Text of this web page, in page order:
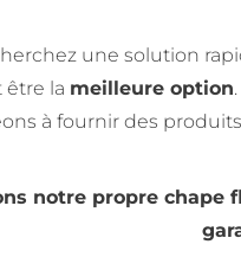
une solution
être la meilleure option
à fournir des
notre propre chape